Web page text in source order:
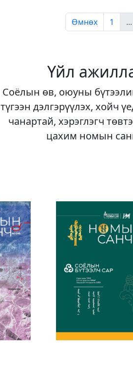
Өмнөх 1 ...
Үйл
Соёлын өв, оюуны
түгээн дэлгэрүүлэх, хойч
чанартай, хэрэглэгч
цахим номын